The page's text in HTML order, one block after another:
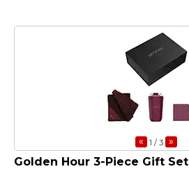
« 1 / 3 »
Golden Hour 3-Piece Gift Set